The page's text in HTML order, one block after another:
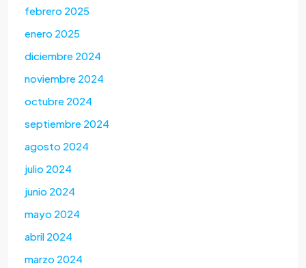
febrero 2025
enero 2025
diciembre 2024
noviembre 2024
octubre 2024
septiembre 2024
agosto 2024
julio 2024
junio 2024
mayo 2024
abril 2024
marzo 2024